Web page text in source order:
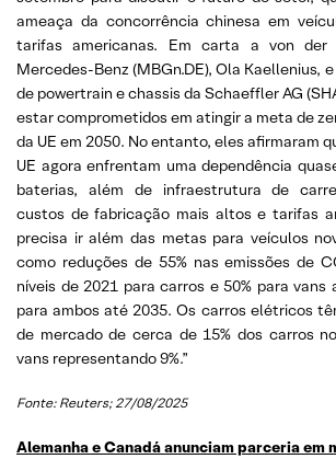
ameaça da concorrência chinesa em
tarifas americanas. Em carta a von der
Mercedes-Benz (MBGn.DE), Ola Kaellenius,
de powertrain e chassis da Schaeffler AG
estar comprometidos em atingir a meta de
da UE em 2050. No entanto, eles afirmaram
UE agora enfrentam uma dependência
baterias, além de infraestrutura de
custos de fabricação mais altos e tarifas
precisa ir além das metas para veículos
como reduções de 55% nas emissões de
níveis de 2021 para carros e 50% para vans
para ambos até 2035. Os carros elétricos
de mercado de cerca de 15% dos carros
vans representando 9%.”
Fonte: Reuters; 27/08/2025
Alemanha e Canadá anunciam parceria em